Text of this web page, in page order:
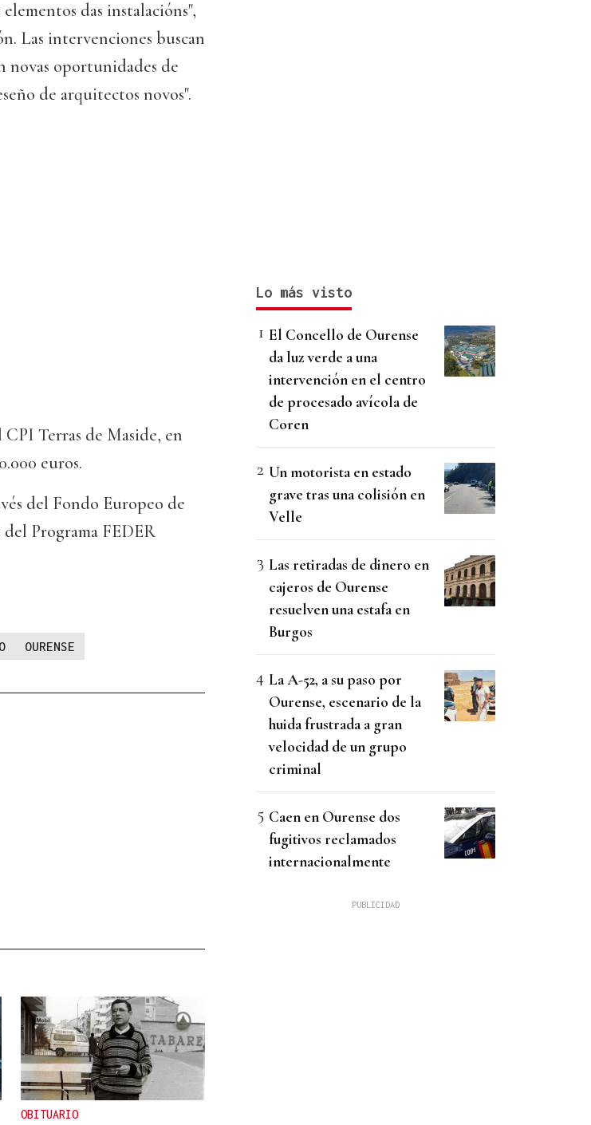
das instalacións",
Las intervenciones buscan
novas oportunidades de
de arquitectos novos".
Terras de Maside, en
euros.
del Fondo Europeo de
Programa FEDER
OURENSE
OBITUARIO
Lo más visto
El Concello de Ourense
da luz verde a una
intervención en el centro
de procesado avícola de
Coren
Un motorista en estado
grave tras una colisión en
Velle
Las retiradas de dinero en
cajeros de Ourense
resuelven una estafa en
Burgos
La A-52, a su paso por
Ourense, escenario de la
huida frustrada a gran
velocidad de un grupo
criminal
Caen en Ourense dos
fugitivos reclamados
internacionalmente